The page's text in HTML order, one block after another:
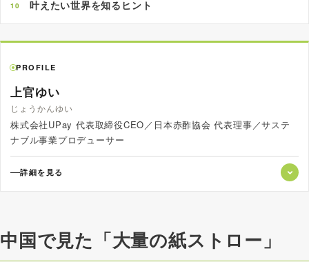
10 叶えたい世界を知るヒント
PROFILE
上官ゆい
じょうかんゆい
株式会社UPay 代表取締役CEO／日本赤酢協会 代表理事／サステ
ナブル事業プロデューサー
詳細を見る
解決と、地域資源の再価値化を軸に活動。2015年にアパレル
中国で見た「大量の紙ストロー」